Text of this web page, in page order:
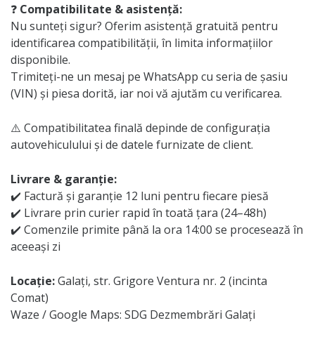
❓ Compatibilitate & asistență:
Nu sunteți sigur? Oferim asistență gratuită pentru
identificarea compatibilității, în limita informațiilor
disponibile.
Trimiteți-ne un mesaj pe WhatsApp cu seria de șasiu
(VIN) și piesa dorită, iar noi vă ajutăm cu verificarea.
⚠️ Compatibilitatea finală depinde de configurația
autovehiculului și de datele furnizate de client.
Livrare & garanție:
✔️ Factură și garanție 12 luni pentru fiecare piesă
✔️ Livrare prin curier rapid în toată țara (24–48h)
✔️ Comenzile primite până la ora 14:00 se procesează în
aceeași zi
Locație:Galați, str. Grigore Ventura nr. 2 (incinta
Comat)
Waze / Google Maps: SDG Dezmembrări Galați